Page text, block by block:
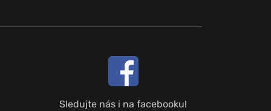
Sledujte nás i na facebooku!